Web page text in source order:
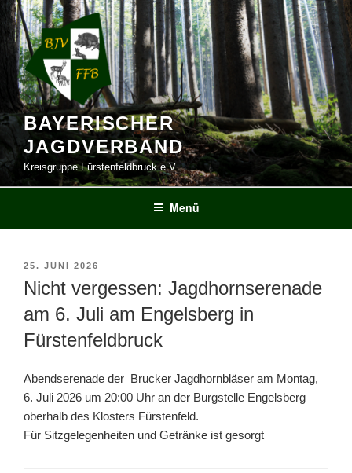
Zum
Inhalt
springen
BAYERISCHER
JAGDVERBAND
Kreisgruppe Fürstenfeldbruck e.V.
Menü
VERÖFFENTLICHT
AM
25. JUNI 2026
Nicht vergessen: Jagdhornserenade
am 6. Juli am Engelsberg in
Fürstenfeldbruck
Abendserenade der Brucker Jagdhornbläser am Montag,
6. Juli 2026 um 20:00 Uhr an der Burgstelle Engelsberg
oberhalb des Klosters Fürstenfeld.
Für Sitzgelegenheiten und Getränke ist gesorgt